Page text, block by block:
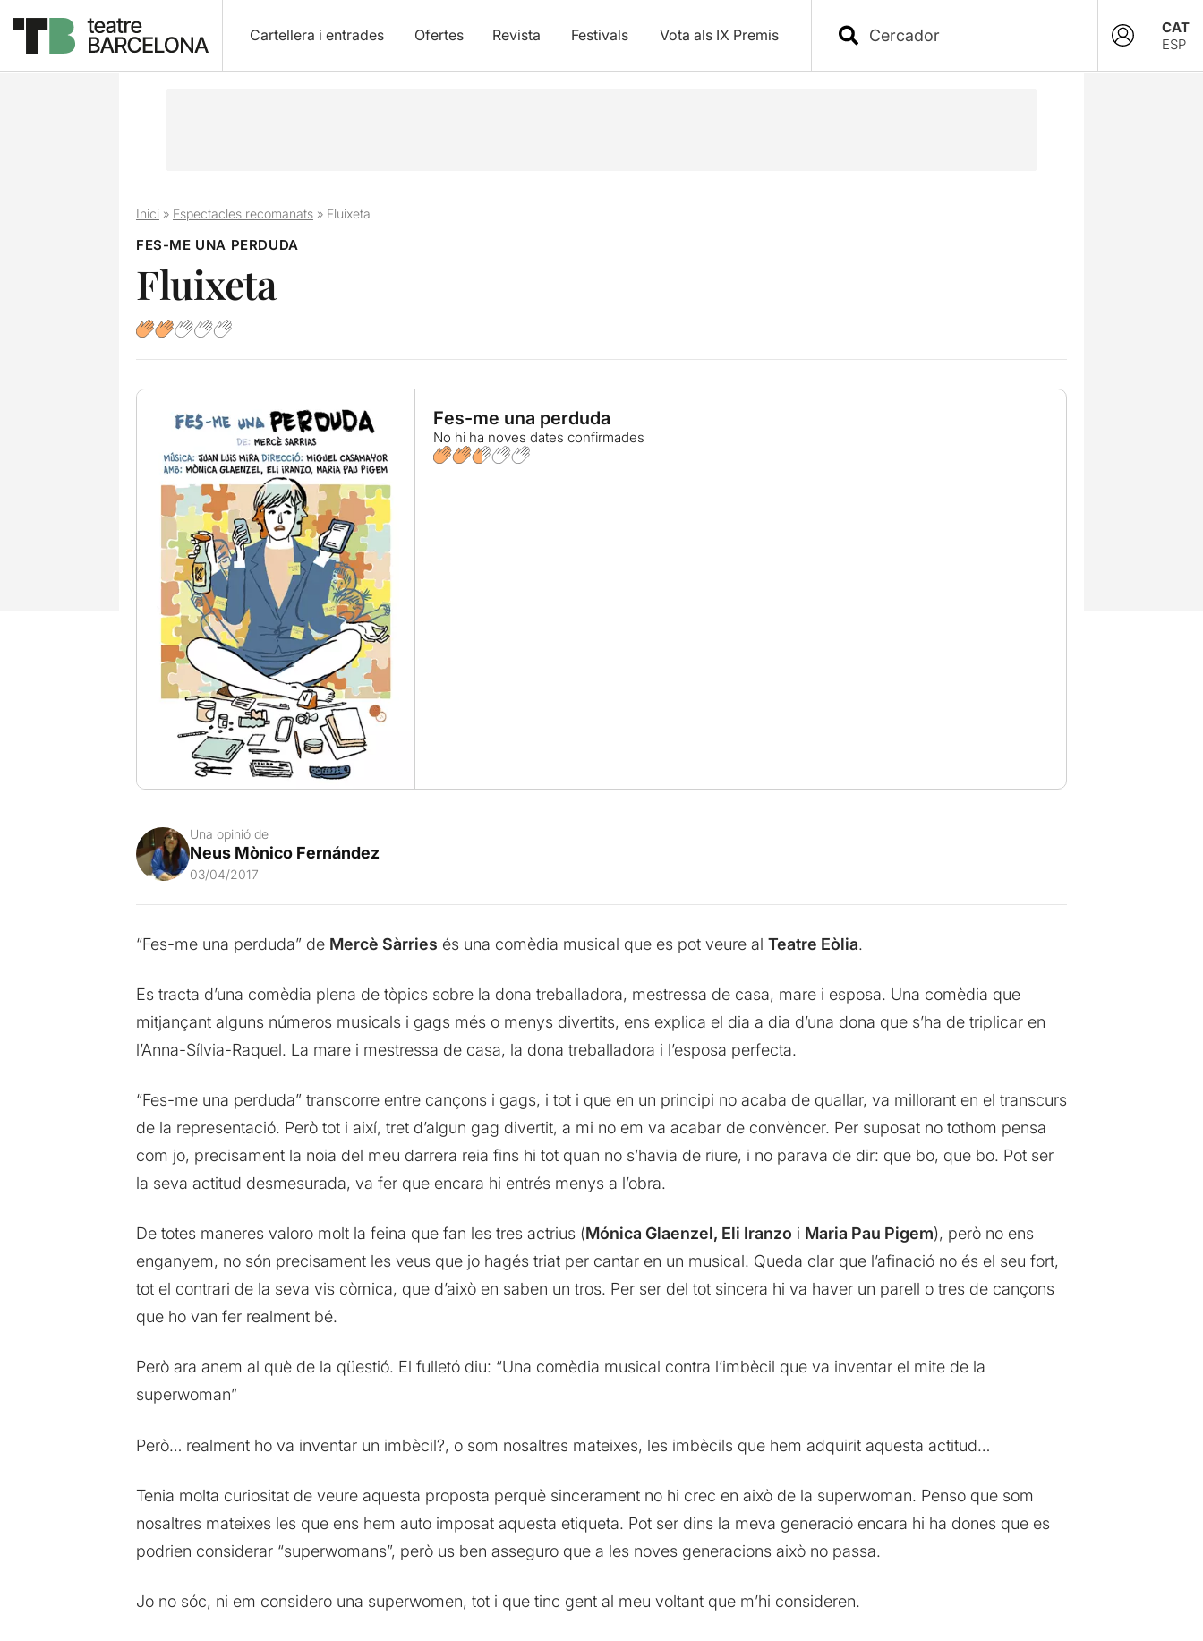
Cartellera i entrades Ofertes Revista Festivals Vota als IX Premis
CAT
ESP
Inici» Espectacles recomanats» Fluixeta
FES-ME UNA PERDUDA
Fluixeta
Fes-me una perduda
No hi ha noves dates confirmades
Una opinió de
Neus Mònico Fernández
03/04/2017
“Fes-me una perduda” de Mercè Sàrries és una comèdia musical que es pot veure al Teatre Eòlia.
Es tracta d’una comèdia plena de tòpics sobre la dona treballadora, mestressa de casa, mare i esposa. Una comèdia que
mitjançant alguns números musicals i gags més o menys divertits, ens explica el dia a dia d’una dona que s’ha de triplicar en
l’Anna-Sílvia-Raquel. La mare i mestressa de casa, la dona treballadora i l’esposa perfecta.
“Fes-me una perduda” transcorre entre cançons i gags, i tot i que en un principi no acaba de quallar, va millorant en el transcurs
de la representació. Però tot i així, tret d’algun gag divertit, a mi no em va acabar de convèncer. Per suposat no tothom pensa
com jo, precisament la noia del meu darrera reia fins hi tot quan no s’havia de riure, i no parava de dir: que bo, que bo. Pot ser
la seva actitud desmesurada, va fer que encara hi entrés menys a l’obra.
De totes maneres valoro molt la feina que fan les tres actrius (Mónica Glaenzel, Eli Iranzo i Maria Pau Pigem), però no ens
enganyem, no són precisament les veus que jo hagés triat per cantar en un musical. Queda clar que l’afinació no és el seu fort,
tot el contrari de la seva vis còmica, que d’això en saben un tros. Per ser del tot sincera hi va haver un parell o tres de cançons
que ho van fer realment bé.
Però ara anem al què de la qüestió. El fulletó diu: “Una comèdia musical contra l’imbècil que va inventar el mite de la
superwoman”
Però… realment ho va inventar un imbècil?, o som nosaltres mateixes, les imbècils que hem adquirit aquesta actitud…
Tenia molta curiositat de veure aquesta proposta perquè sincerament no hi crec en això de la superwoman. Penso que som
nosaltres mateixes les que ens hem auto imposat aquesta etiqueta. Pot ser dins la meva generació encara hi ha dones que es
podrien considerar “superwomans”, però us ben asseguro que a les noves generacions això no passa.
Jo no sóc, ni em considero una superwomen, tot i que tinc gent al meu voltant que m’hi consideren.